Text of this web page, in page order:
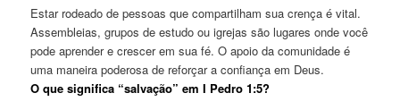
Estar rodeado de pessoas que compartilham sua crença é vital.
Assembleias, grupos de estudo ou igrejas são lugares onde você
pode aprender e crescer em sua fé. O apoio da comunidade é
uma maneira poderosa de reforçar a confiança em Deus.
O que significa “salvação” em I Pedro 1:5?